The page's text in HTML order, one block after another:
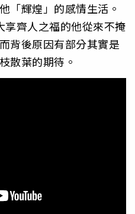
「輝煌」的感情生活。
齊人之福的他從來不掩
背後原因有部分其實是
散葉的期待。